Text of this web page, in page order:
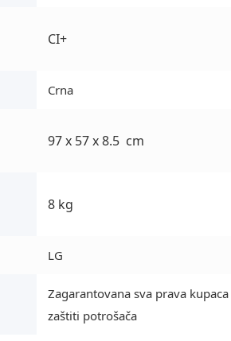
CI+
Crna
97 x 57 x 8.5 cm
8 kg
LG
Zagarantovana sva prava
zaštiti potrošača